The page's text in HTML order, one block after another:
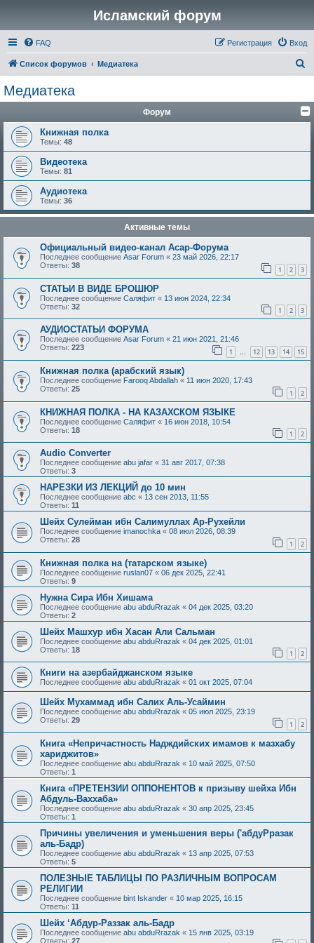
Исламский форум
FAQ Вход
Регистрация
Список форумов Медиатека
с
Медиатека
Форум
Книжная полка
Темы: 48
Видеотека
Темы: 81
Аудиотека
Темы: 36
Активные темы
Официальный видео-канал Асар-Форума
Последнее сообщение Asar Forum « 23 май 2026, 22:17
Ответы: 38 1 2 3
СТАТЬИ В ВИДЕ БРОШЮР
Последнее сообщение Саляфит « 13 июн 2024, 22:34
Ответы: 32 1 2 3
АУДИОСТАТЬИ ФОРУМА
Последнее сообщение Asar Forum « 21 июн 2021, 21:46
Ответы: 223 1 … 12 13 14 15
Книжная полка (арабский язык)
Последнее сообщение Farooq Abdallah « 11 июн 2020, 17:43
Ответы: 25 1 2
КНИЖНАЯ ПОЛКА - НА КАЗАХСКОМ ЯЗЫКЕ
Последнее сообщение Саляфит « 16 июн 2018, 10:54
Ответы: 18 1 2
Audio Converter
Последнее сообщение abu jafar « 31 авг 2017, 07:38
Ответы: 3
НАРЕЗКИ ИЗ ЛЕКЦИЙ до 10 мин
Последнее сообщение abc « 13 сен 2013, 11:55
Ответы: 11
Шейх Сулейман ибн Салимуллах Ар-Рухейли
Последнее сообщение imanochka « 08 июл 2026, 08:39
Ответы: 28 1 2
Книжная полка на (татарском языке)
Последнее сообщение ruslan07 « 06 дек 2025, 22:41
Ответы: 9
Нужна Сира Ибн Хишама
Последнее сообщение abu abduRrazak « 04 дек 2025, 03:20
Ответы: 2
Шейх Машхур ибн Хасан Али Сальман
Последнее сообщение abu abduRrazak « 04 дек 2025, 01:01
Ответы: 18 1 2
Книги на азербайджанском языке
Последнее сообщение abu abduRrazak « 01 окт 2025, 07:04
Шейх Мухаммад ибн Салих Аль-Усаймин
Последнее сообщение abu abduRrazak « 05 июл 2025, 23:19
Ответы: 29 1 2
Книга «Непричастность Надждийских имамов к мазхабу
хариджитов»
Последнее сообщение abu abduRrazak « 10 май 2025, 07:50
Ответы: 1
Книга «ПРЕТЕНЗИИ ОППОНЕНТОВ к призыву шейха Ибн
Абдуль-Ваххаба»
Последнее сообщение abu abduRrazak « 30 апр 2025, 23:45
Ответы: 1
Причины увеличения и уменьшения веры ('абдуРразак
аль-Бадр)
Последнее сообщение abu abduRrazak « 13 апр 2025, 07:53
Ответы: 5
ПОЛЕЗНЫЕ ТАБЛИЦЫ ПО РАЗЛИЧНЫМ ВОПРОСАМ
РЕЛИГИИ
Последнее сообщение bint Iskander « 10 мар 2025, 16:15
Ответы: 11
Шейх ‘Абдур-Раззак аль-Бадр
Последнее сообщение abu abduRrazak « 15 янв 2025, 03:19
Ответы: 27